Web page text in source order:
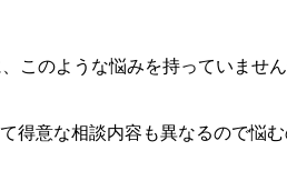
このような悩みを持っていませ
得意な相談内容も異なるので悩